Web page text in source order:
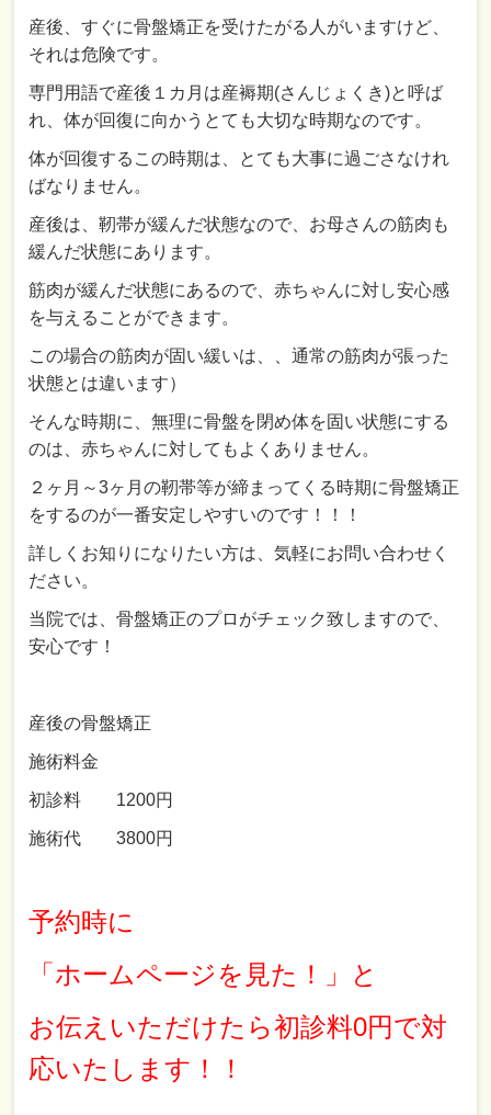
産後、すぐに骨盤矯正を受けたがる人がいますけど、
それは危険です。
専門用語で産後１カ月は産褥期(さんじょくき)と呼ば
れ、体が回復に向かうとても大切な時期なのです。
体が回復するこの時期は、とても大事に過ごさなけれ
ばなりません。
産後は、靭帯が緩んだ状態なので、お母さんの筋肉も
緩んだ状態にあります。
筋肉が緩んだ状態にあるので、赤ちゃんに対し安心感
を与えることができます。
この場合の筋肉が固い緩いは、、通常の筋肉が張った
状態とは違います）
そんな時期に、無理に骨盤を閉め体を固い状態にする
のは、赤ちゃんに対してもよくありません。
２ヶ月～3ヶ月の靭帯等が締まってくる時期に骨盤矯正
をするのが一番安定しやすいのです！！！
詳しくお知りになりたい方は、気軽にお問い合わせく
ださい。
当院では、骨盤矯正のプロがチェック致しますので、
安心です！
産後の骨盤矯正
施術料金
初診料 1200円
施術代 3800円
予約時に
「ホームページを見た！」と
お伝えいただけたら初診料0円で対
応いたします！！